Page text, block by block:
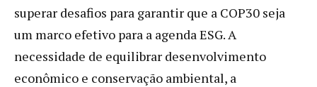
superar desafios para garantir que a COP30 seja
um marco efetivo para a agenda ESG. A
necessidade de equilibrar desenvolvimento
econômico e conservação ambiental, a